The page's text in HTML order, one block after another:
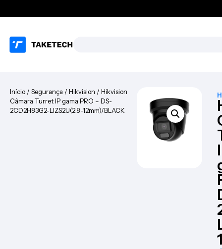
Início / Segurança / Hikvision / Hikvision
Câmara Turret IP gama PRO – DS-
2CD2H83G2-LIZS2U(2.8-12mm)/BLACK